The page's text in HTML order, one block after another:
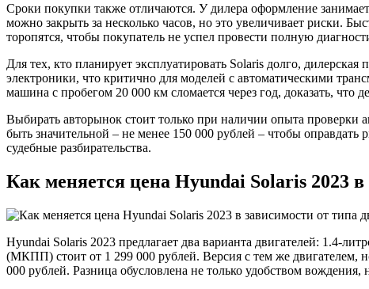
Сроки покупки также отличаются. У дилера оформление
можно закрыть за несколько часов, но это увеличивает риски.
торопятся, чтобы покупатель не успел провести полную
Для тех, кто планирует эксплуатировать Solaris долго,
электроники, что критично для моделей с автоматическими
машина с пробегом 20 000 км сломается через год, доказать, что
Выбирать авторынок стоит только при наличии опыта проверки
быть значительной – не менее 150 000 рублей – чтобы
судебные разбирательства.
Как меняется цена Hyundai Solaris 2023
Hyundai Solaris 2023 предлагает два варианта двигателей: 1.4-
(МКПП) стоит от 1 299 000 рублей. Версия с тем же двигателем,
000 рублей. Разница обусловлена не только удобством